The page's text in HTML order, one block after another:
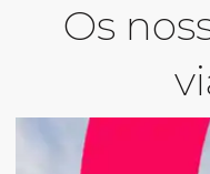
Os